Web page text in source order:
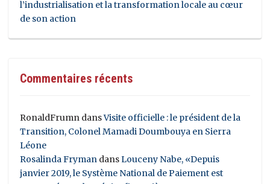
l’industrialisation et la transformation locale au cœur
de son action
Commentaires récents
RonaldFrumn dansVisite officielle : le président de la
Transition, Colonel Mamadi Doumbouya en Sierra
Léone
Rosalinda Fryman dansLouceny Nabe, «Depuis
janvier 2019, le Système National de Paiement est